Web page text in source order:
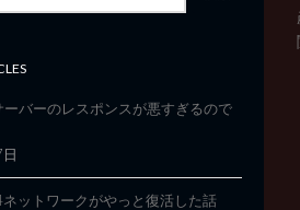
ーバーのレスポンスが悪すぎるので
ネットワークがやっと復活した話